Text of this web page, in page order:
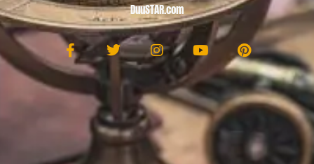
DuuSTAR.com
F
a
c
e
b
k
-
T
w
e
r
I
n
t
a
g
r
a
m
Y
o
t
u
b
e
P
i
n
t
e
r
s
t